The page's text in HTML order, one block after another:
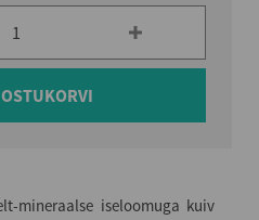
mineraalse iseloomuga kuiv